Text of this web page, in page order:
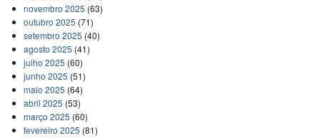
novembro 2025 (63)
outubro 2025 (71)
setembro 2025 (40)
agosto 2025 (41)
julho 2025 (60)
junho 2025 (51)
maio 2025 (64)
abril 2025 (53)
março 2025 (60)
fevereiro 2025 (81)